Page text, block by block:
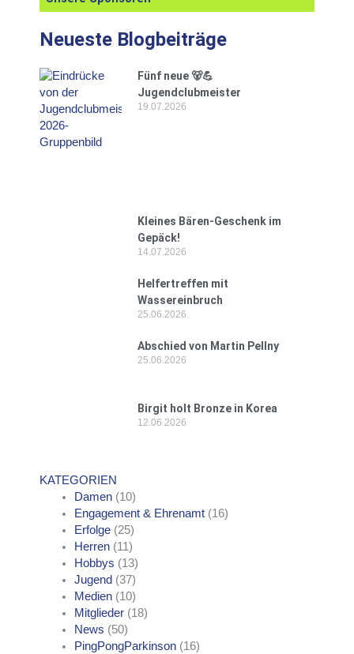
Neueste Blogbeiträge
Fünf neue 🐻💪
Jugendclubmeister
19.07.2026
Kleines Bären-Geschenk im
Gepäck!
14.07.2026
Helfertreffen mit
Wassereinbruch
25.06.2026
Abschied von Martin Pellny
25.06.2026
Birgit holt Bronze in Korea
12.06.2026
KATEGORIEN
Damen(10)
Engagement & Ehrenamt(16)
Erfolge(25)
Herren(11)
Hobbys (13)
Jugend(37)
Medien(10)
Mitglieder(18)
News (50)
PingPongParkinson(16)